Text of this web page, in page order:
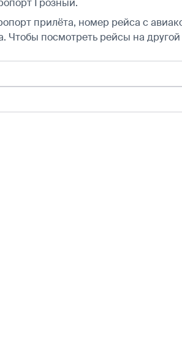
прилёта, номер рейса с
Чтобы посмотреть рейсы на